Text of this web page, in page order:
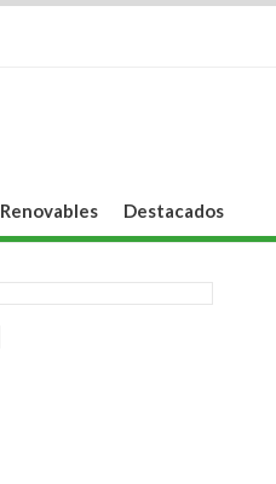
Renovables Destacados